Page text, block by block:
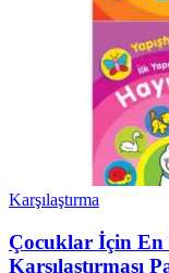
Karşılaştırma
Çocuklar İçin
Karşılaştırması